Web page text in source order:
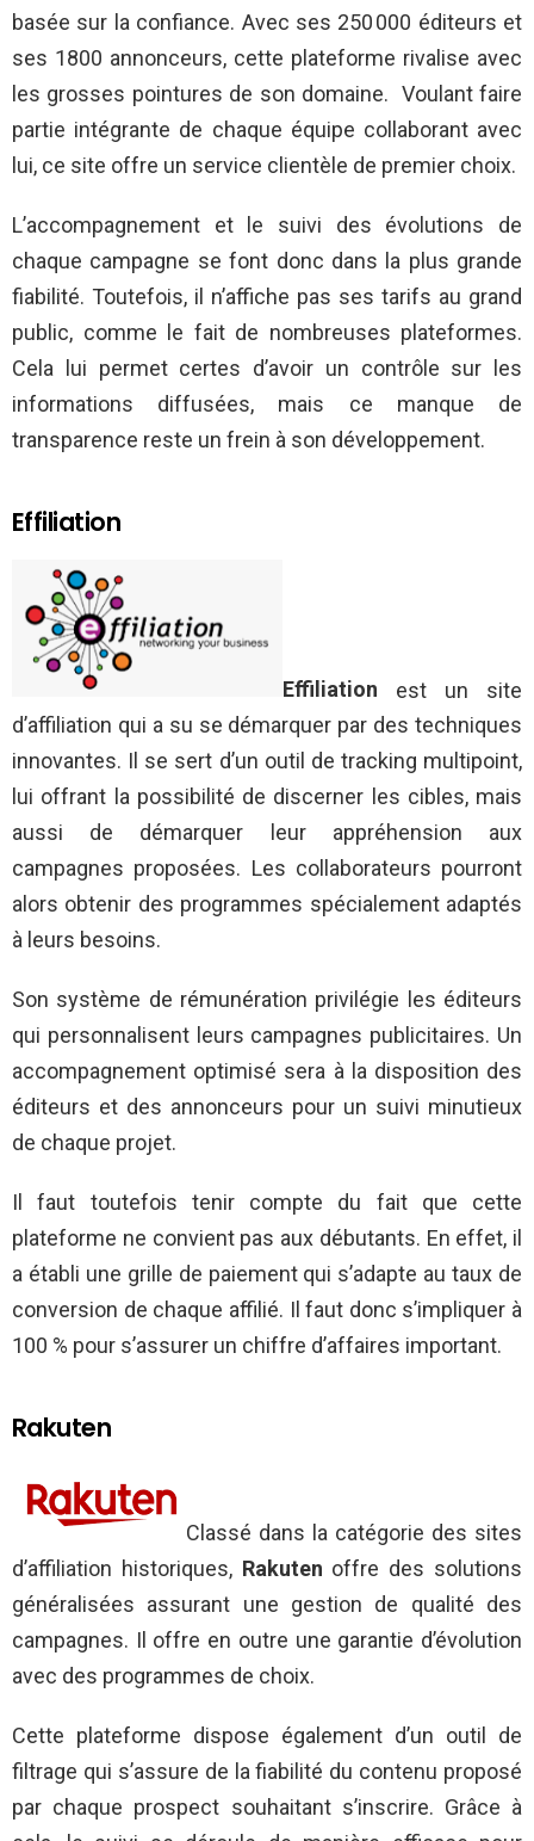
basée sur la confiance. Avec ses 250 000 éditeurs et
ses 1800 annonceurs, cette plateforme rivalise avec
les grosses pointures de son domaine. Voulant faire
partie intégrante de chaque équipe collaborant avec
lui, ce site offre un service clientèle de premier choix.
L’accompagnement et le suivi des évolutions de
chaque campagne se font donc dans la plus grande
fiabilité. Toutefois, il n’affiche pas ses tarifs au grand
public, comme le fait de nombreuses plateformes.
Cela lui permet certes d’avoir un contrôle sur les
informations diffusées, mais ce manque de
transparence reste un frein à son développement.
Effiliation
Effiliation est un site
d’affiliation qui a su se démarquer par des techniques
innovantes. Il se sert d’un outil de tracking multipoint,
lui offrant la possibilité de discerner les cibles, mais
aussi de démarquer leur appréhension aux
campagnes proposées. Les collaborateurs pourront
alors obtenir des programmes spécialement adaptés
à leurs besoins.
Son système de rémunération privilégie les éditeurs
qui personnalisent leurs campagnes publicitaires. Un
accompagnement optimisé sera à la disposition des
éditeurs et des annonceurs pour un suivi minutieux
de chaque projet.
Il faut toutefois tenir compte du fait que cette
plateforme ne convient pas aux débutants. En effet, il
a établi une grille de paiement qui s’adapte au taux de
conversion de chaque affilié. Il faut donc s’impliquer à
100 % pour s’assurer un chiffre d’affaires important.
Rakuten
Classé dans la catégorie des sites
d’affiliation historiques, Rakuten offre des solutions
généralisées assurant une gestion de qualité des
campagnes. Il offre en outre une garantie d’évolution
avec des programmes de choix.
Cette plateforme dispose également d’un outil de
filtrage qui s’assure de la fiabilité du contenu proposé
par chaque prospect souhaitant s’inscrire. Grâce à